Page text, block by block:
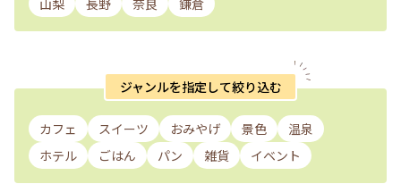
山梨
長野 奈良 鎌倉
ジャンルを指定して絞り込む
カフェ スイーツ おみやげ 景色
温泉
ホテル
ごはん パン 雑貨 イベント